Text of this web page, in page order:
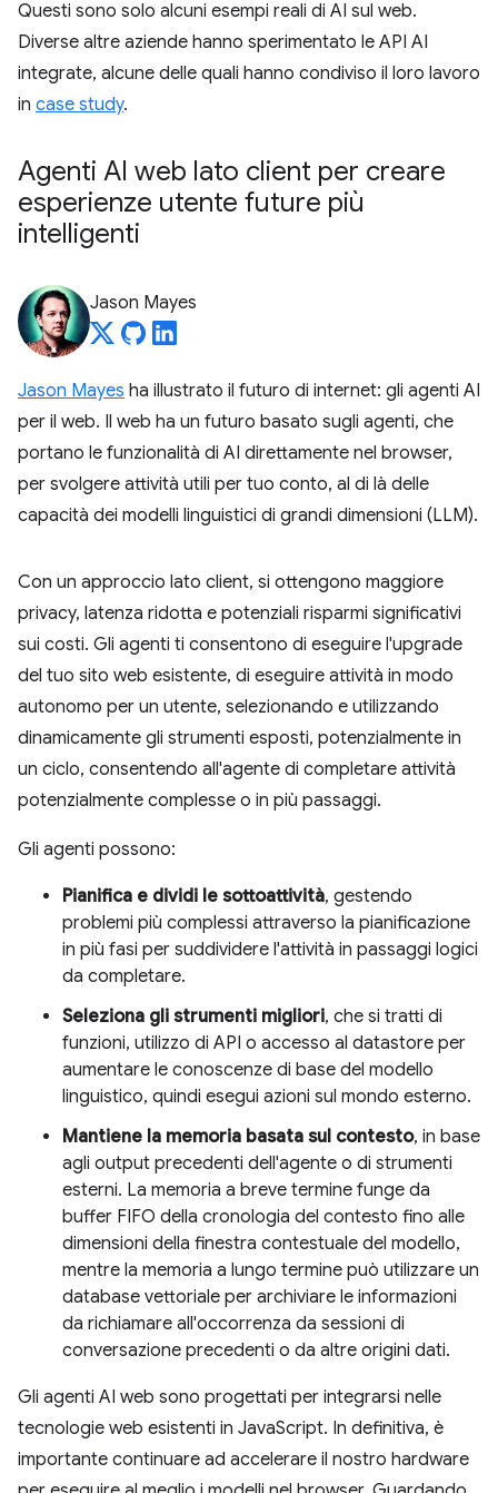
Questi sono solo alcuni esempi reali di AI sul web.
Diverse altre aziende hanno sperimentato le API AI
integrate, alcune delle quali hanno condiviso il loro lavoro
in case study.
Agenti AI web lato client per creare
esperienze utente future più
intelligenti
Jason Mayes
Jason Mayes ha illustrato il futuro di internet: gli agenti AI
per il web. Il web ha un futuro basato sugli agenti, che
portano le funzionalità di AI direttamente nel browser,
per svolgere attività utili per tuo conto, al di là delle
capacità dei modelli linguistici di grandi dimensioni (LLM).
Con un approccio lato client, si ottengono maggiore
privacy, latenza ridotta e potenziali risparmi significativi
sui costi. Gli agenti ti consentono di eseguire l'upgrade
del tuo sito web esistente, di eseguire attività in modo
autonomo per un utente, selezionando e utilizzando
dinamicamente gli strumenti esposti, potenzialmente in
un ciclo, consentendo all'agente di completare attività
potenzialmente complesse o in più passaggi.
Gli agenti possono:
Pianifica e dividi le sottoattività, gestendo
problemi più complessi attraverso la pianificazione
in più fasi per suddividere l'attività in passaggi logici
da completare.
Seleziona gli strumenti migliori, che si tratti di
funzioni, utilizzo di API o accesso al datastore per
aumentare le conoscenze di base del modello
linguistico, quindi esegui azioni sul mondo esterno.
Mantiene la memoria basata sul contesto, in base
agli output precedenti dell'agente o di strumenti
esterni. La memoria a breve termine funge da
buffer FIFO della cronologia del contesto fino alle
dimensioni della finestra contestuale del modello,
mentre la memoria a lungo termine può utilizzare un
database vettoriale per archiviare le informazioni
da richiamare all'occorrenza da sessioni di
conversazione precedenti o da altre origini dati.
Gli agenti AI web sono progettati per integrarsi nelle
tecnologie web esistenti in JavaScript. In definitiva, è
importante continuare ad accelerare il nostro hardware